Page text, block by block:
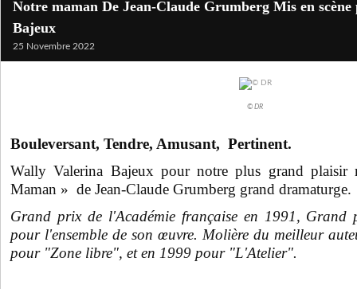
Notre maman De Jean-Claude Grumberg Mis en
Bajeux
25 Novembre 2022
© DR
Bouleversant, Tendre, Amusant, Pertinent.
Wally Valerina Bajeux pour notre plus grand plaisir
Maman » de Jean-Claude Grumberg grand dramaturge.
Grand prix de l'Académie française en 1991,
pour l'ensemble de son œuvre. Molière du meilleur
pour "Zone libre", et en 1999 pour "L'Atelier".